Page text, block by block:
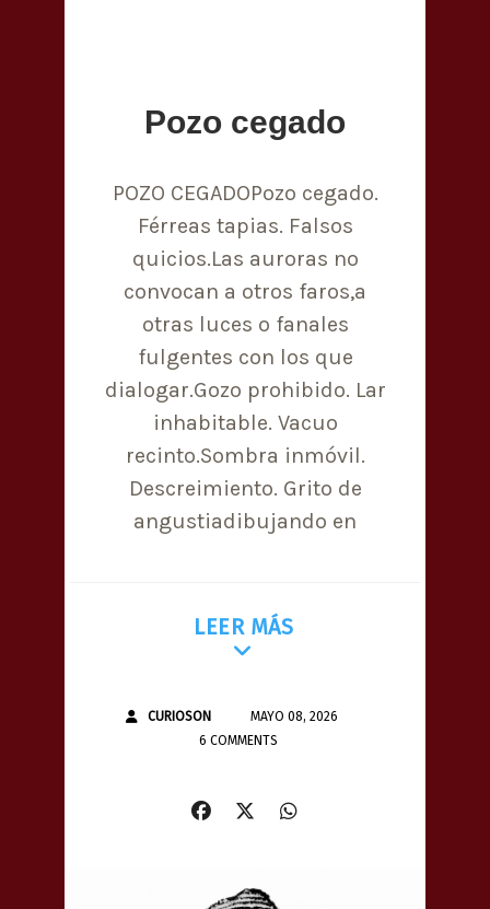
Pozo cegado
POZO CEGADOPozo cegado.
Férreas tapias. Falsos
quicios.Las auroras no
convocan a otros faros,a
otras luces o fanales
fulgentes con los que
dialogar.Gozo prohibido. Lar
inhabitable. Vacuo
recinto.Sombra inmóvil.
Descreimiento. Grito de
angustiadibujando en
LEER MÁS
CURIOSON
MAYO 08, 2026
6 COMMENTS